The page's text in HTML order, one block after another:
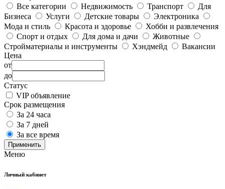
Все категории
Недвижимость Транспорт
Для
Бизнеса
Услуги Детские товары
Электроника
Мода и стиль
Красота и здоровье
Хобби и развлечения
Спорт и отдых
Для дома и дачи
Животные
Стройматериалы и инструменты
Хэндмейд
Вакансии
Цена
от
до
Статус
VIP объявление
Срок размещения
За 24 часа
За 7 дней
За все время
Применить
Меню
Личный кабинет